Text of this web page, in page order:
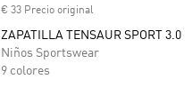
€ 33 Precio original
ZAPATILLA TENSAUR SPORT 3.0
Niños Sportswear
9 colores